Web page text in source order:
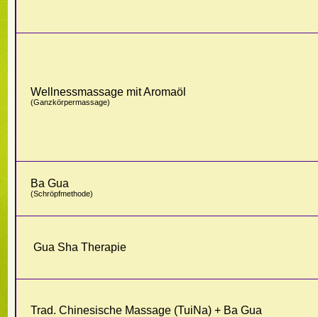
Wellnessmassage mit Aromaöl
(Ganzkörpermassage)
Ba Gua
(Schröpfmethode)
Gua Sha Therapie
Trad. Chinesische Massage (TuiNa) + Ba Gua